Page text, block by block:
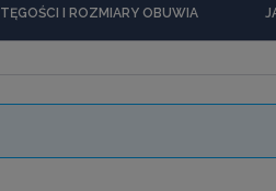
TĘGOŚCI I ROZMIARY OBUWIA